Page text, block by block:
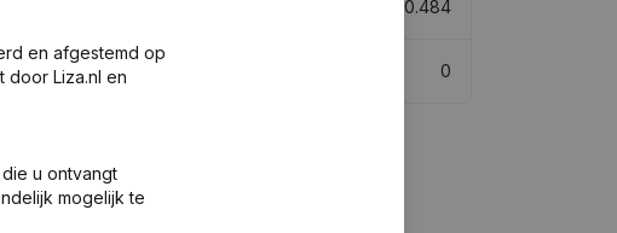
160.484
0 0
en afgestemd op
door Liza.nl en
u ontvangt
mogelijk te